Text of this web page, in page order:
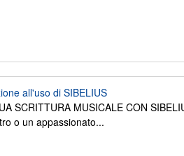
all'uso di SIBELIUS
SCRITTURA MUSICALE CON
o un appassionato...